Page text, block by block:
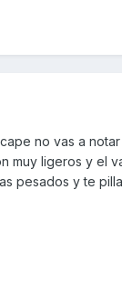
no vas a
muy ligeros y el
pesados y te